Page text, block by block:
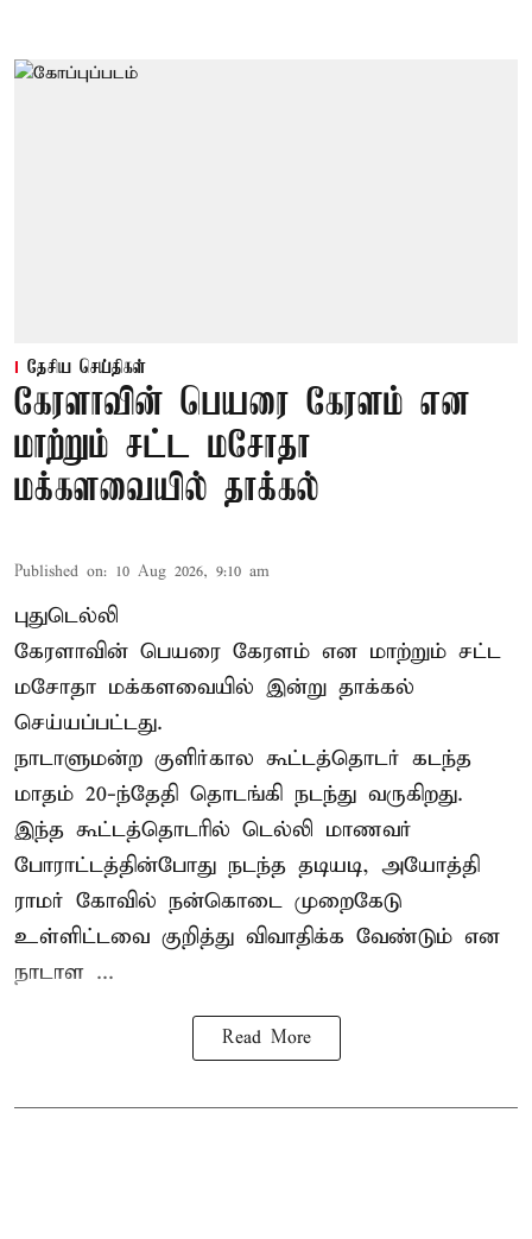
தேசிய செய்திகள்
கேரளாவின் பெயரை கேரளம் என
மாற்றும் சட்ட மசோதா
மக்களவையில் தாக்கல்
Published on: 10 Aug 2026, 9:10 am
புதுடெல்லி
கேரளாவின் பெயரை கேரளம் என மாற்றும் சட்ட
மசோதா மக்களவையில் இன்று தாக்கல்
செய்யப்பட்டது.
நாடாளுமன்ற குளிர்கால கூட்டத்தொடர் கடந்த
மாதம் 20-ந்தேதி தொடங்கி நடந்து வருகிறது.
இந்த கூட்டத்தொடரில் டெல்லி மாணவர்
போராட்டத்தின்போது நடந்த தடியடி, அயோத்தி
ராமர் கோவில் நன்கொடை முறைகேடு
உள்ளிட்டவை குறித்து விவாதிக்க வேண்டும் என
நாடாள ...
Read More